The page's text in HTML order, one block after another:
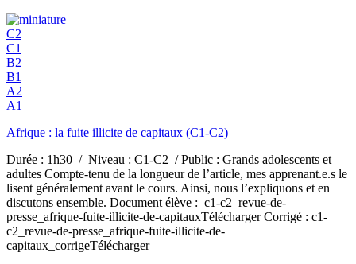
C2
C1
B2
B1
A2
A1
Afrique : la fuite illicite de capitaux (C1-C2)
Durée : 1h30 / Niveau : C1-C2 / Public : Grands adolescents et
adultes Compte-tenu de la longueur de l’article, mes apprenant.e.s le
lisent généralement avant le cours. Ainsi, nous l’expliquons et en
discutons ensemble. Document élève : c1-c2_revue-de-
presse_afrique-fuite-illicite-de-capitauxTélécharger Corrigé : c1-
c2_revue-de-presse_afrique-fuite-illicite-de-
capitaux_corrigeTélécharger